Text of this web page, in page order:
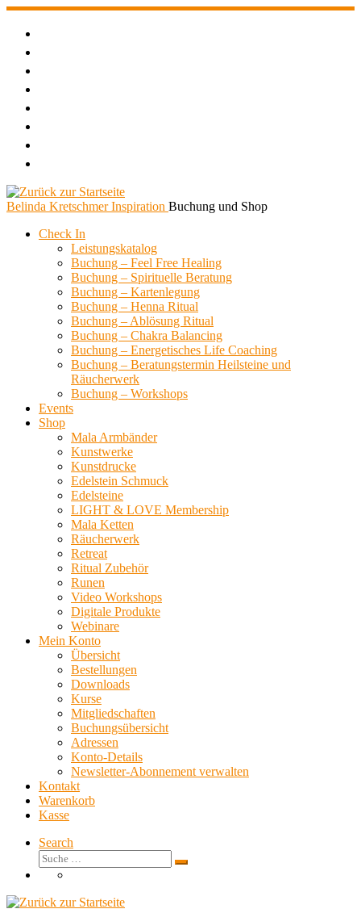
Zum
Belinda Kretschmer Inspiration Buchung und Shop
Check In
Leistungskatalog
Buchung – Feel Free Healing
Buchung – Spirituelle Beratung
Buchung – Kartenlegung
Buchung – Henna Ritual
Buchung – Ablösung Ritual
Buchung – Chakra Balancing
Buchung – Energetisches Life Coaching
Buchung – Beratungstermin Heilsteine und
Räucherwerk
Buchung – Workshops
Events
Shop
Mala Armbänder
Kunstwerke
Kunstdrucke
Edelstein Schmuck
Edelsteine
LIGHT & LOVE Membership
Mala Ketten
Räucherwerk
Retreat
Ritual Zubehör
Runen
Video Workshops
Digitale Produkte
Webinare
Mein Konto
Übersicht
Bestellungen
Downloads
Kurse
Mitgliedschaften
Buchungsübersicht
Adressen
Konto-Details
Newsletter-Abonnement verwalten
Kontakt
Warenkorb
Kasse
Search
Suche
Suche